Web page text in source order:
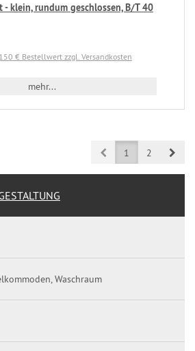
- klein, rundum geschlossen, B/T 40
€ Bestellwert zzgl. Versandkosten
mehr...
1 2
Waschraum